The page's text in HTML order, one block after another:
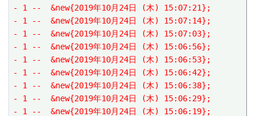
- 1 --  &new{2019年10月24日 (木) 15:07:21};
- 1 --  &new{2019年10月24日 (木) 15:07:14};
- 1 --  &new{2019年10月24日 (木) 15:07:03};
- 1 --  &new{2019年10月24日 (木) 15:06:56};
- 1 --  &new{2019年10月24日 (木) 15:06:53};
- 1 --  &new{2019年10月24日 (木) 15:06:42};
- 1 --  &new{2019年10月24日 (木) 15:06:38};
- 1 --  &new{2019年10月24日 (木) 15:06:29};
- 1 --  &new{2019年10月24日 (木) 15:06:19};